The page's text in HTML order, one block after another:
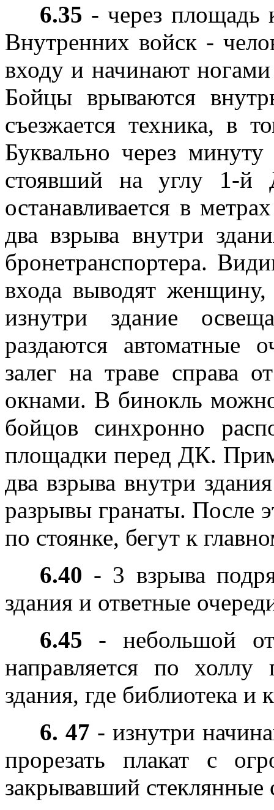
6.35 - через площадь
Внутренних войск -
входу и начинают
Бойцы врываются
съезжается техника, в
Буквально через минуту
стоявший на углу 1-й
останавливается в
два взрыва внутри
бронетранспортера.
входа выводят
изнутри здание
раздаются автоматные
залег на траве справа
окнами. В бинокль можно
бойцов синхронно
площадки перед ДК.
два взрыва внутри
разрывы гранаты. После
по стоянке, бегут к
6.40 - 3 взрыва
здания и ответные
6.45 - небольшой
направляется по
здания, где библиотека и
6. 47 - изнутри
прорезать плакат с
закрывавший стеклянные